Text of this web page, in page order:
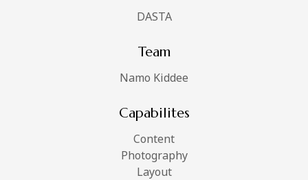
DASTA
Team
Namo Kiddee
Capabilites
Content
Photography
Layout